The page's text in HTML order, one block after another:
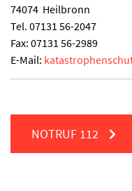
74074 Heilbronn
Tel. 07131 56-2047
Fax: 07131 56-2989
E-Mail:
NOTRUF 112